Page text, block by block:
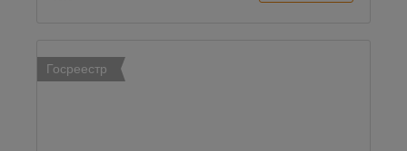
Госреестр